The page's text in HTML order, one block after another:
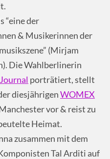
“eine der
& Musikerinnen der
(Mirjam
Die Wahlberlinerin
porträtiert, stellt
diesjährigenWOMEX
vor & reist zu
Heimat.
zusammen mit dem
Tal Arditi auf